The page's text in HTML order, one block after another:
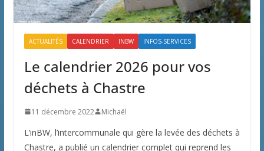
ACTUALITÉS CALENDRIER INBW INFOS-SERVICES
Le calendrier 2026 pour vos
déchets à Chastre
11 décembre 2022 Michaël
L’inBW, l’intercommunale qui gère la levée des déchets à
Chastre, a publié un calendrier complet qui reprend les